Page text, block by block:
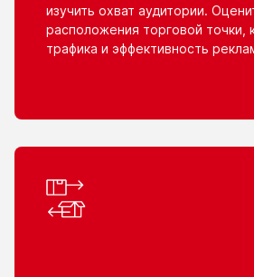
изучить охват аудитории.
расположения торговой точки,
трафика и эффективность